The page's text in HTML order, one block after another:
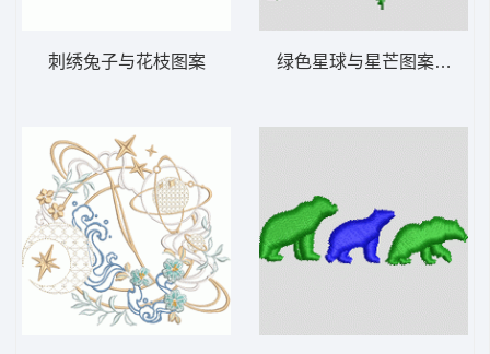
刺绣兔子与花枝图案